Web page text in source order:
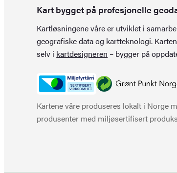
Kart bygget på profesjonelle
Kartløsningene våre er utviklet i
geografiske data og kartteknologi.
selv i kartdesigneren – bygger på
Kartene våre produseres lokalt i Norge
produsenter med miljøsertifisert